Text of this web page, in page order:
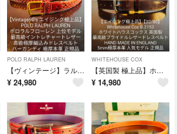
POLO RALPH LAUREN
【ヴィンテージ】ラルフローレン 最高級イントレチャート バーガンディドレスベルト
¥ 24,980
WHITEHOUSE COX
【英国製 極上品】ホワイトハウスコックス 最高級英国ブライドルレザードレスベルト
¥ 14,980